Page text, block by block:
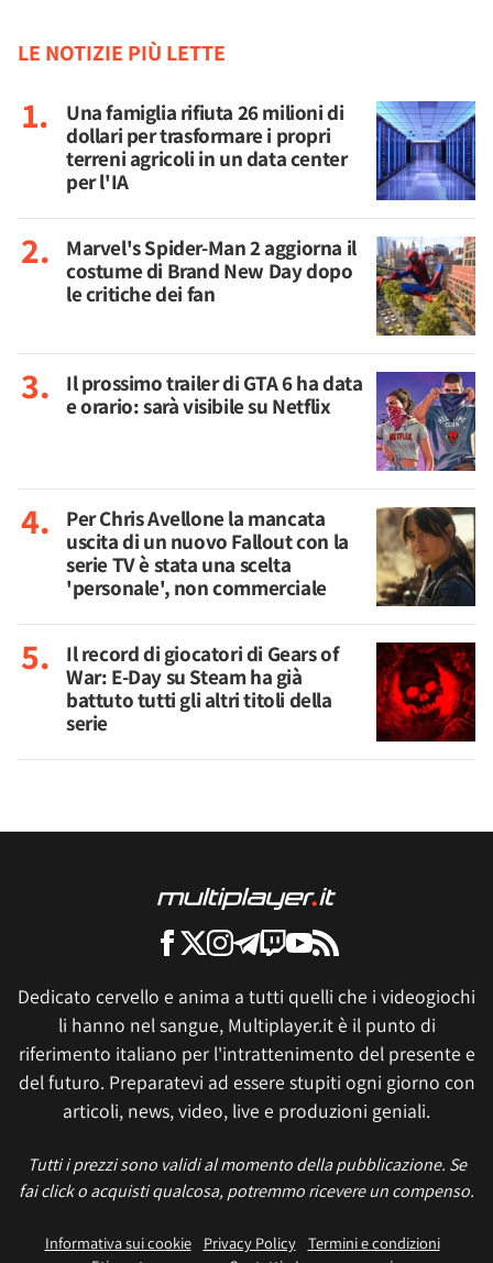
LE NOTIZIE PIÙ LETTE
Una famiglia rifiuta 26 milioni di
dollari per trasformare i propri
terreni agricoli in un data center
per l'IA
Marvel's Spider-Man 2 aggiorna il
costume di Brand New Day dopo
le critiche dei fan
Il prossimo trailer di GTA 6 ha data
e orario: sarà visibile su Netflix
Per Chris Avellone la mancata
uscita di un nuovo Fallout con la
serie TV è stata una scelta
'personale', non commerciale
Il record di giocatori di Gears of
War: E-Day su Steam ha già
battuto tutti gli altri titoli della
serie
Dedicato cervello e anima a tutti quelli che i videogiochi
li hanno nel sangue, Multiplayer.it è il punto di
riferimento italiano per l'intrattenimento del presente e
del futuro. Preparatevi ad essere stupiti ogni giorno con
articoli, news, video, live e produzioni geniali.
Tutti i prezzi sono validi al momento della pubblicazione. Se
fai click o acquisti qualcosa, potremmo ricevere un compenso.
Informativa sui cookie Privacy Policy
Termini e condizioni